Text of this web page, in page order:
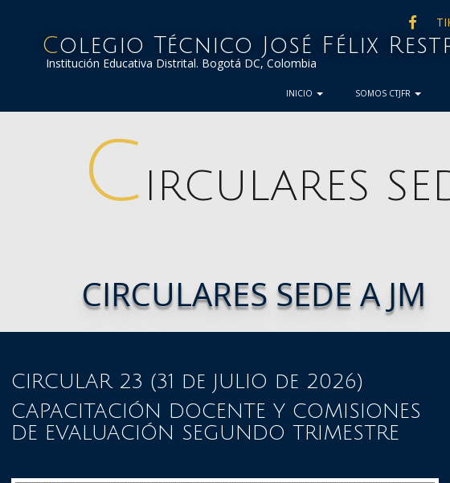
Colegio Técnico José Félix
Institución Educativa Distrital. Bogotá DC, Colombia
INICIO SOMOS CTJFR
C IRCULARES
CIRCULARES SEDE A JM
CIRCULAR 23 (31 de JULIO de 2026)
CAPACITACIÓN DOCENTE Y COMISIONES
DE EVALUACIÓN SEGUNDO TRIMESTRE